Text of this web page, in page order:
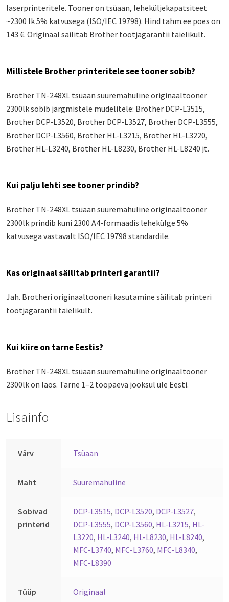
laserprinteritele. Tooner on tsüaan, leheküljekapatsiteet
~2300 lk 5% katvusega (ISO/IEC 19798). Hind tahm.ee poes on
143 €. Originaal säilitab Brother tootjagarantii täielikult.
Millistele Brother printeritele see tooner sobib?
Brother TN-248XL tsüaan suuremahuline originaaltooner
2300lk sobib järgmistele mudelitele: Brother DCP-L3515,
Brother DCP-L3520, Brother DCP-L3527, Brother DCP-L3555,
Brother DCP-L3560, Brother HL-L3215, Brother HL-L3220,
Brother HL-L3240, Brother HL-L8230, Brother HL-L8240 jt.
Kui palju lehti see tooner prindib?
Brother TN-248XL tsüaan suuremahuline originaaltooner
2300lk prindib kuni 2300 A4-formaadis lehekülge 5%
katvusega vastavalt ISO/IEC 19798 standardile.
Kas originaal säilitab printeri garantii?
Jah. Brotheri originaaltooneri kasutamine säilitab printeri
tootjagarantii täielikult.
Kui kiire on tarne Eestis?
Brother TN-248XL tsüaan suuremahuline originaaltooner
2300lk on laos. Tarne 1–2 tööpäeva jooksul üle Eesti.
Lisainfo
Värv Tsüaan
Maht Suuremahuline
Sobivad
printerid
DCP-L3515, DCP-L3520, DCP-L3527,
DCP-L3555, DCP-L3560, HL-L3215, HL-
L3220, HL-L3240, HL-L8230, HL-L8240,
MFC-L3740, MFC-L3760, MFC-L8340,
MFC-L8390
Tüüp Originaal